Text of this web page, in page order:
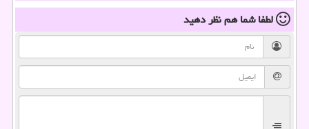
لطفا شما همنظر دهید